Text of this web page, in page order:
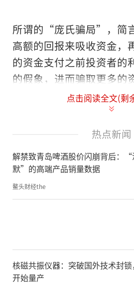
所谓的“庞氏骗局”，简
高额的回报来吸收资金，
的资金支付之前投资者的
的假象，进而骗取更多的
雪球的方式再难以为继，
传统的庞氏骗局围绕
开，“高息+吸储”是其最
随着金融领域的发展，庞
新的形态，不再仅仅围绕
以可以计价的权益为基础
以交易流通；最后也是最
权益并未与任何资产、生
点击阅读全文(剩
热点新闻
解禁致青岛啤酒股价闪崩背后：“
默”的高端产品销量数据
鳌头财经the
核磁共振仪器：突破国外技术封锁
开始量产